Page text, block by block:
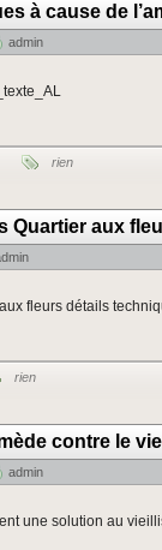
à cause de
admin
rien
Quartier aux
fleurs détails
rien
contre le
admin
une solution au